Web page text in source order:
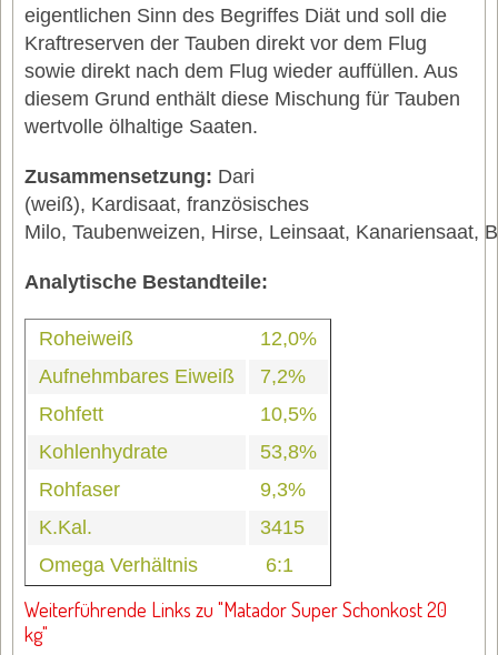
eigentlichen Sinn des Begriffes Diät und soll die
Kraftreserven der Tauben direkt vor dem Flug
sowie direkt nach dem Flug wieder auffüllen. Aus
diesem Grund enthält diese Mischung für Tauben
wertvolle ölhaltige Saaten.
Zusammensetzung: Dari
(weiß), Kardisaat, französisches
Milo, Taubenweizen, Hirse, Leinsaat, Kanariensaat,
Analytische Bestandteile:
Roheiweiß
12,0%
Aufnehmbares Eiweiß
7,2%
Rohfett
10,5%
Kohlenhydrate
53,8%
Rohfaser
9,3%
K.Kal.
3415
Omega Verhältnis
6:1
Weiterführende Links zu "Matador Super Schonkost 20
kg"